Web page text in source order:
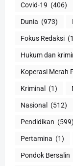
Covid-19 (406)
Dunia (973)
Fokus Redaksi
Hukum dan
Koperasi Merah
Kriminal (1)
Nasional (512)
Pendidikan (599)
Pertamina (1)
Pondok Bersalin